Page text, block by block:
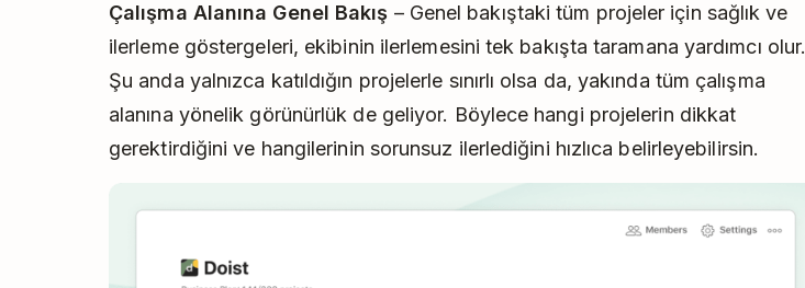
Çalışma Alanına Genel Bakış – Genel bakıştaki tüm projeler için sağlık ve
ilerleme göstergeleri, ekibinin ilerlemesini tek bakışta taramana yardımcı olur.
Şu anda yalnızca katıldığın projelerle sınırlı olsa da, yakında tüm çalışma
alanına yönelik görünürlük de geliyor. Böylece hangi projelerin dikkat
gerektirdiğini ve hangilerinin sorunsuz ilerlediğini hızlıca belirleyebilirsin.